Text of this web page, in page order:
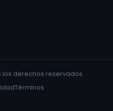
los derechos reservados.
Términos